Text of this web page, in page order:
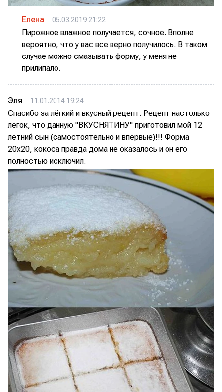
Елена 05.03.2019 21:22
Пирожное влажное получается, сочное. Вполне
вероятно, что у вас все верно получилось. В таком
случае можно смазывать форму, у меня не
прилипало.
Эля 11.01.2014 19:24
Спасибо за лёгкий и вкусный рецепт. Рецепт настолько
лёгок, что данную "ВКУСНЯТИНУ" приготовил мой 12
летний сын (самостоятельно и впервые)!!! Форма
20х20, кокоса правда дома не оказалось и он его
полностью исключил.